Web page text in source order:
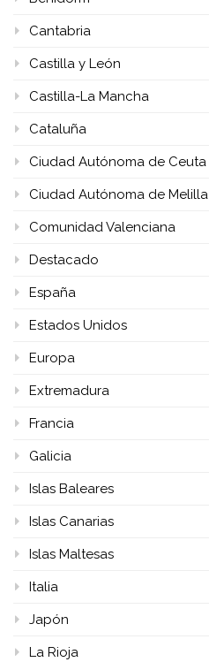
Cantabria
Castilla y León
Castilla-La Mancha
Cataluña
Ciudad Autónoma de Ceuta
Ciudad Autónoma de Melilla
Comunidad Valenciana
Destacado
España
Estados Unidos
Europa
Extremadura
Francia
Galicia
Islas Baleares
Islas Canarias
Islas Maltesas
Italia
Japón
La Rioja